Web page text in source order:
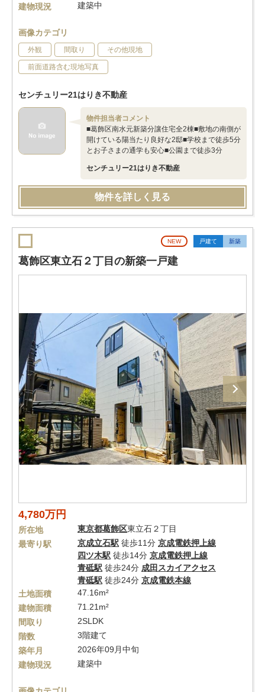
建物現況
建築中
画像カテゴリ
外観 間取り その他現地
前面道路含む現地写真
センチュリー21はりき不動産
物件担当者コメント
■葛飾区南水元新築分讓住宅全2棟■敷地の南側が
開けている陽当たり良好な2邸■学校まで徒歩5分
とお子さまの通学も安心■公園まで徒歩3分
センチュリー21はりき不動産
物件を詳しく見る
NEW 戸建て 新築
葛飾区東立石２丁目の新築一戸建
4,780万円
所在地 東京都葛飾区東立石２丁目
最寄り駅
京成立石駅 徒歩11分 京成電鉄押上線
四ツ木駅 徒歩14分 京成電鉄押上線
青砥駅 徒歩24分 成田スカイアクセス
青砥駅 徒歩24分 京成電鉄本線
土地面積
47.16m²
建物面積
71.21m²
間取り
2SLDK
階数
3階建て
築年月
2026年09月中旬
建物現況
建築中